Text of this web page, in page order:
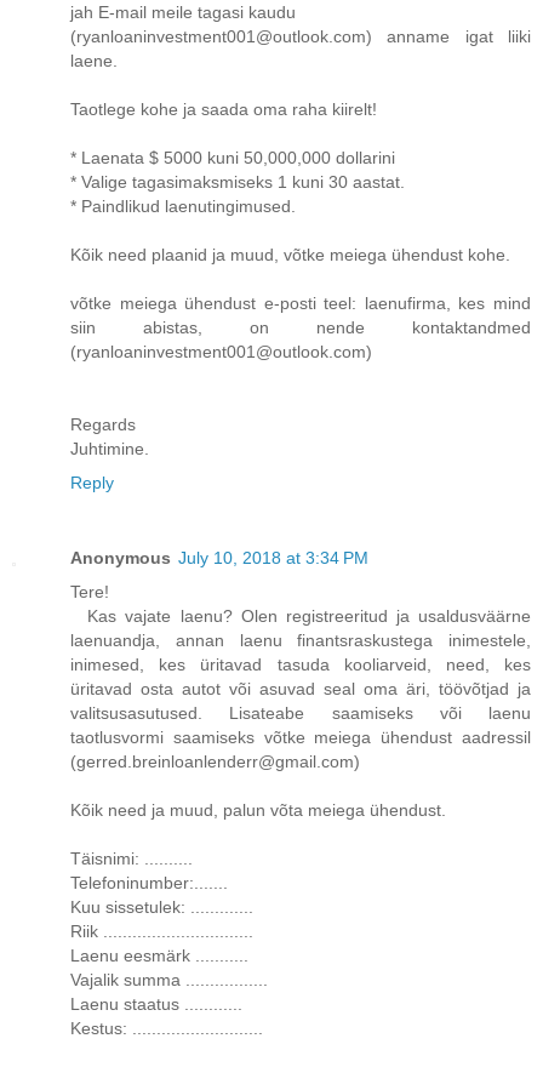
jah E-mail meile tagasi kaudu
(ryanloaninvestment001@outlook.com) anname igat liiki
laene.
Taotlege kohe ja saada oma raha kiirelt!
* Laenata $ 5000 kuni 50,000,000 dollarini
* Valige tagasimaksmiseks 1 kuni 30 aastat.
* Paindlikud laenutingimused.
Kõik need plaanid ja muud, võtke meiega ühendust kohe.
võtke meiega ühendust e-posti teel: laenufirma, kes mind
siin abistas, on nende kontaktandmed
(ryanloaninvestment001@outlook.com)
Regards
Juhtimine.
Reply
Anonymous July 10, 2018 at 3:34 PM
Tere!
Kas vajate laenu? Olen registreeritud ja usaldusväärne
laenuandja, annan laenu finantsraskustega inimestele,
inimesed, kes üritavad tasuda kooliarveid, need, kes
üritavad osta autot või asuvad seal oma äri, töövõtjad ja
valitsusasutused. Lisateabe saamiseks või laenu
taotlusvormi saamiseks võtke meiega ühendust aadressil
(gerred.breinloanlenderr@gmail.com)
Kõik need ja muud, palun võta meiega ühendust.
Täisnimi: ..........
Telefoninumber:.......
Kuu sissetulek: .............
Riik ...............................
Laenu eesmärk ...........
Vajalik summa .................
Laenu staatus ............
Kestus: ...........................